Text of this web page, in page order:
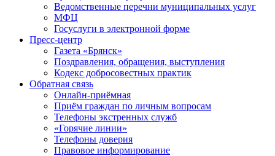
Ведомственные перечни муниципальных услуг
МФЦ
Госуслуги в электронной форме
Пресс-центр
Газета «Брянск»
Поздравления, обращения, выступления
Кодекс добросовестных практик
Обратная связь
Онлайн-приёмная
Приём граждан по личным вопросам
Телефоны экстренных служб
«Горячие линии»
Телефоны доверия
Правовое информирование